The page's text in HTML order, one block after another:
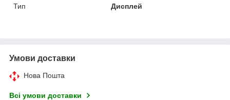
Тип
Дисплей
Умови доставки
Нова Пошта
Всі умови доставки